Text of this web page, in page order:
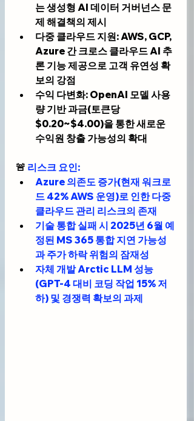
는 생성형 AI 데이터 거버넌스 문
제 해결책의 제시
다중 클라우드 지원: AWS, GCP,
Azure 간 크로스 클라우드 AI 추
론 기능 제공으로 고객 유연성 확
보의 강점
수익 다변화: OpenAI 모델 사용
량 기반 과금(토큰당
$0.20~$4.00)을 통한 새로운
수익원 창출 가능성의 확대
🚨 리스크 요인:
Azure 의존도 증가(현재 워크로
드 42% AWS 운영)로 인한 다중
클라우드 관리 리스크의 존재
기술 통합 실패 시 2025년 6월 예
정된 MS 365 통합 지연 가능성
과 주가 하락 위험의 잠재성
자체 개발 Arctic LLM 성능
(GPT-4 대비 코딩 작업 15% 저
하) 및 경쟁력 확보의 과제